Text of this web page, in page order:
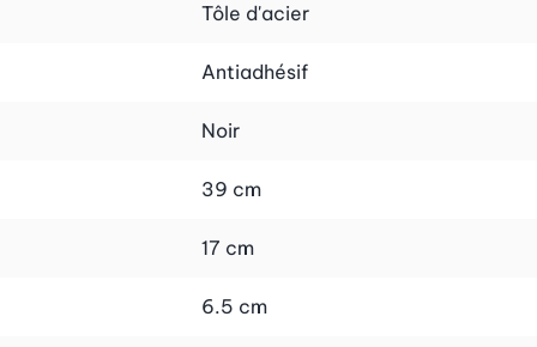
Tôle d'acier
Antiadhésif
Noir
39 cm
17 cm
6.5 cm